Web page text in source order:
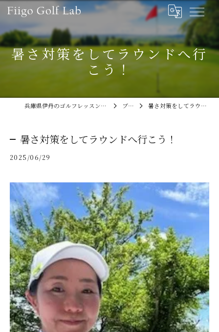
暑さ対策をしてラウンドへ行
こう！
兵庫県伊丹のゴルフレッスンならFiigo Golf Lab ブログ 暑さ対策をしてラウンドへ行こう！
暑さ対策をしてラウンドへ行こう！
2025/06/29